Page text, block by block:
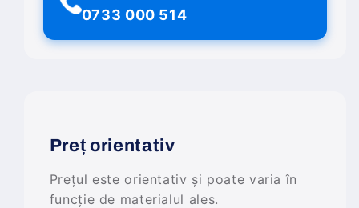
0733 000 514
Preț orientativ
Prețul este orientativ și poate varia în
funcție de materialul ales.